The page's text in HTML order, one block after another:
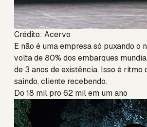
Crédito: Acervo
E não é uma empresa só puxando o
volta de 80% dos embarques
de 3 anos de existência. Isso é
saindo, cliente recebendo.
Do 18 mil pro 62 mil em um ano